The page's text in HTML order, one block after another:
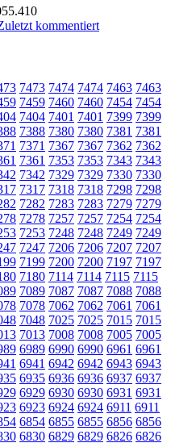
kommentiert
7473 7474 7474 7463 7463
7459 7460 7460 7454 7454
7404 7401 7401 7399 7399
7388 7380 7380 7381 7381
7371 7367 7367 7362 7362
7361 7353 7353 7343 7343
7342 7329 7329 7330 7330
7317 7318 7318 7298 7298
7282 7283 7283 7279 7279
7278 7257 7257 7254 7254
7253 7248 7248 7249 7249
7247 7206 7206 7207 7207
7199 7200 7200 7197 7197
7180 7114 7114 7115 7115
7089 7087 7087 7088 7088
7078 7062 7062 7061 7061
7048 7025 7025 7015 7015
7013 7008 7008 7005 7005
6989 6990 6990 6961 6961
6941 6942 6942 6943 6943
6935 6936 6936 6937 6937
6929 6930 6930 6931 6931
6923 6924 6924 6911 6911
6854 6855 6855 6856 6856
6830 6829 6829 6826 6826